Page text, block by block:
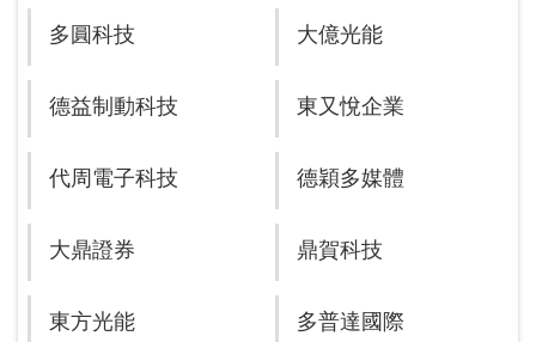
多圓科技 大億光能
德益制動科技 東又悅企業
代周電子科技 德穎多媒體
大鼎證券 鼎賀科技
東方光能 多普達國際